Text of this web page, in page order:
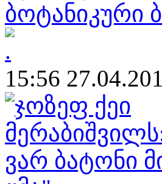
ბოტანიკური
15:56